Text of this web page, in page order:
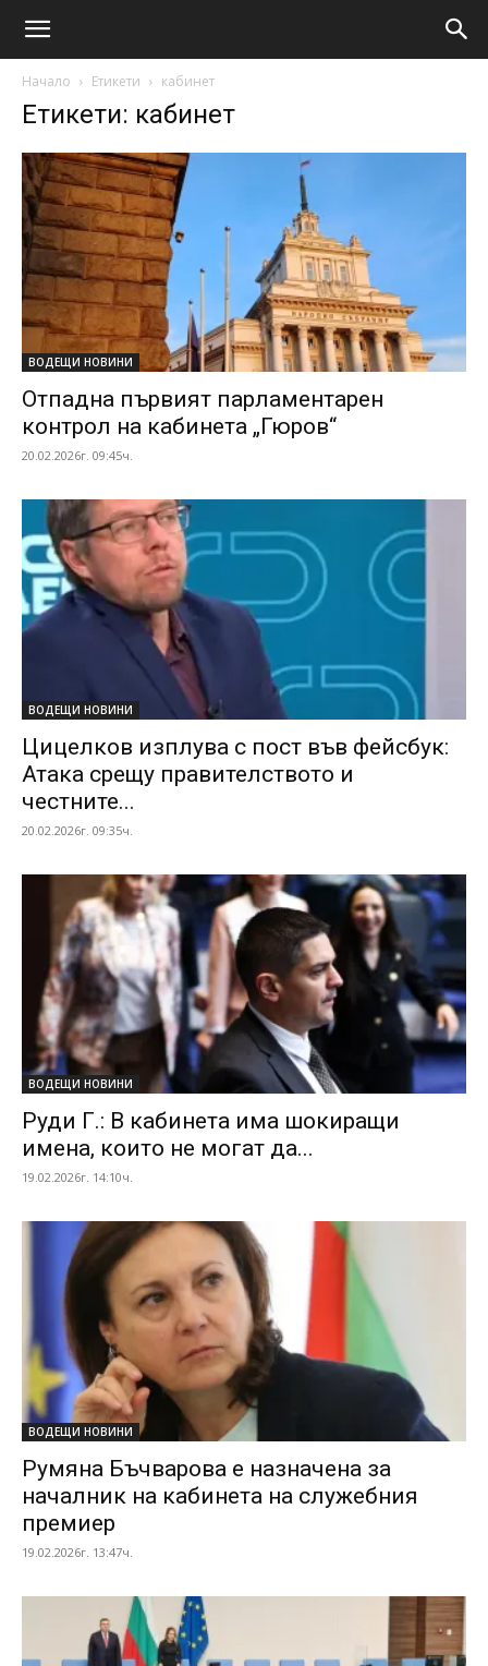
Начало Етикети кабинет
Етикети: кабинет
ВОДЕЩИ НОВИНИ
Отпадна първият парламентарен
контрол на кабинета „Гюров“
20.02.2026г. 09:45ч.
ВОДЕЩИ НОВИНИ
Цицелков изплува с пост във фейсбук:
Атака срещу правителството и
честните...
20.02.2026г. 09:35ч.
ВОДЕЩИ НОВИНИ
Руди Г.: В кабинета има шокиращи
имена, които не могат да...
19.02.2026г. 14:10ч.
ВОДЕЩИ НОВИНИ
Румяна Бъчварова е назначена за
началник на кабинета на служебния
премиер
19.02.2026г. 13:47ч.